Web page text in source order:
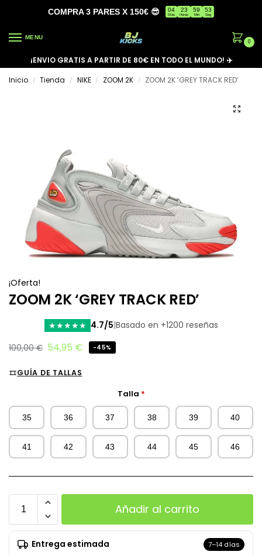
COMPRA 3 PARES X 150€ 😎 04
Días
23
Horas
59
Min
53
Seg
MENU
0
¡ENVIO GRATIS A PARTIR DE 80€ EN TODO EL MUNDO! ✈️
Inicio
/ Tienda / NIKE / ZOOM 2K / ZOOM 2K ‘GREY TRACK RED’
¡Oferta!
ZOOM 2K ‘GREY TRACK RED’
★★★★★ 4.7/5|Basado en +1200 reseñas
100,00€ 54,95 € -45%
GUÍA DE TALLAS
Talla *
35 36 37 38 39 40
41 42 43 44 45 46
Añadir al carrito
Entrega estimada 7–14 días